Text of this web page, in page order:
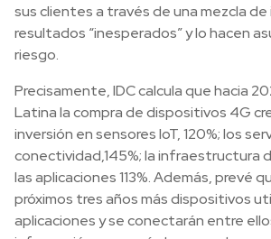
sus clientes a través de una mezcla
resultados “inesperados” y lo hacen
riesgo.
Precisamente, IDC calcula que hacia
Latina la compra de dispositivos 4G
inversión en sensores IoT, 120%; los
conectividad,145%; la infraestructura
las aplicaciones 113%. Además, prevé
próximos tres años más dispositivos
aplicaciones y se conectarán entre